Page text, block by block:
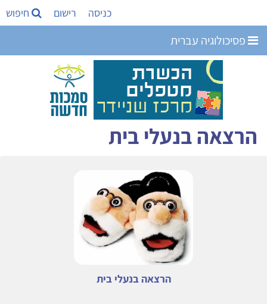
כניסה רישום חיפוש
פסיכולוגיה עברית
הרצאה בנעלי בית
הרצאה בנעלי בית